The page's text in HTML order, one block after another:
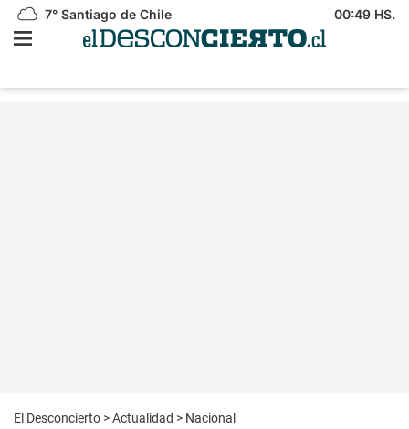
7° Santiago de Chile 00:49 HS.
El Desconcierto >Actualidad > Nacional